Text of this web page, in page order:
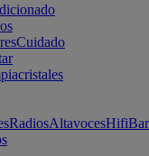
Cuidado
RadiosAltavocesHifi